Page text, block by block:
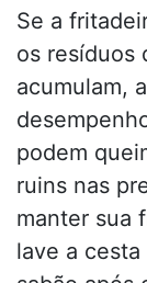
Se a
os resíduos
acumulam,
podem
ruins nas
manter sua
lave a